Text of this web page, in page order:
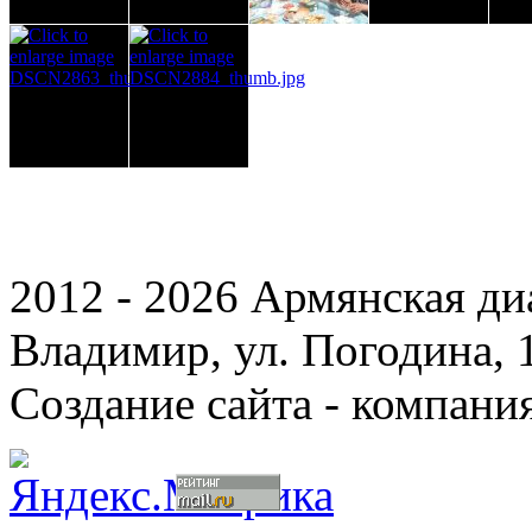
2012 - 2026 Армянская
Владимир, ул. Погодина,
Создание сайта -